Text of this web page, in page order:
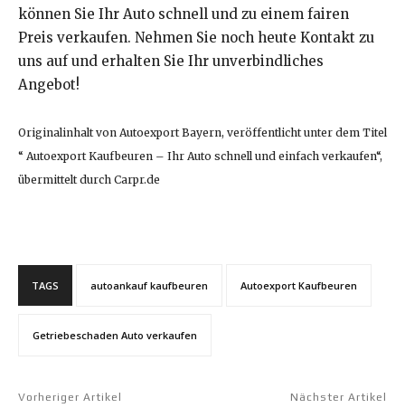
können Sie Ihr Auto schnell und zu einem fairen
Preis verkaufen. Nehmen Sie noch heute Kontakt zu
uns auf und erhalten Sie Ihr unverbindliches
Angebot!
Originalinhalt von Autoexport Bayern, veröffentlicht unter dem Titel
“ Autoexport Kaufbeuren – Ihr Auto schnell und einfach verkaufen“,
übermittelt durch Carpr.de
TAGS autoankauf kaufbeuren Autoexport Kaufbeuren
Getriebeschaden Auto verkaufen
Vorheriger Artikel Nächster Artikel